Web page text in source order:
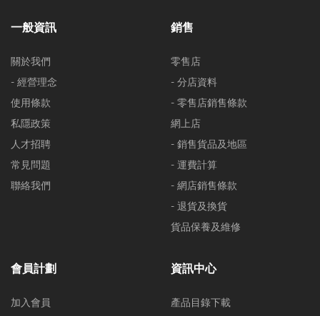
一般資訊
關於我們
- 經營理念
使用條款
私隱政策
人才招聘
常見問題
聯絡我們
銷售
零售店
- 分店資料
- 零售店銷售條款
網上店
- 銷售貨品及地區
- 運費計算
- 網店銷售條款
- 退貨及換貨
貨品保養及維修
會員計劃
加入會員
資訊中心
產品目錄下載